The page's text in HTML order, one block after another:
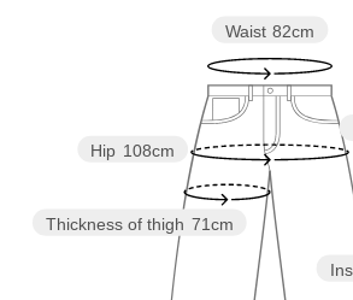
って設立されたコッキは、当初より「人の
り」をコンセプトに、多種多様な文化や伝
て生まれるスタイルと、どこかほっとする
キルトやカンタ、スザニといった伝統的な
でなく、得意とするカッティング技術やコ
カレッジスウェットといったカジュアルな
に仕立て直すなどしている。
※商品に「取り扱い上の注意書き」、「洗
Thickness of thigh 71cm
Hip 108cm
Waist 82cm